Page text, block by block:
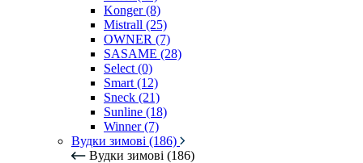
Konger (8)
Mistrall (25)
OWNER (7)
SASAME (28)
Select (0)
Smart (12)
Sneck (21)
Sunline (18)
Winner (7)
Вудки зимові (186)
Вудки зимові (186)